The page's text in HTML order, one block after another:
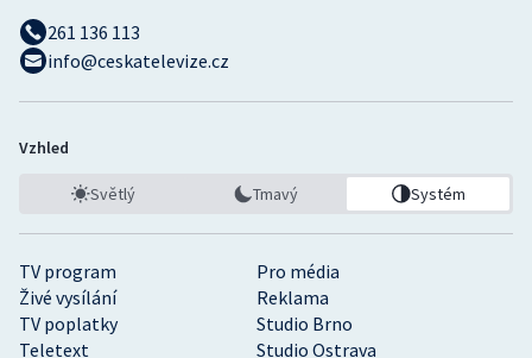
TV program
Pro média
Živé vysílání
Reklama
TV poplatky
Studio Brno
Teletext
Studio Ostrava
261 136 113
info@ceskatelevize.cz
Vzhled
Světlý Tmavý Systém